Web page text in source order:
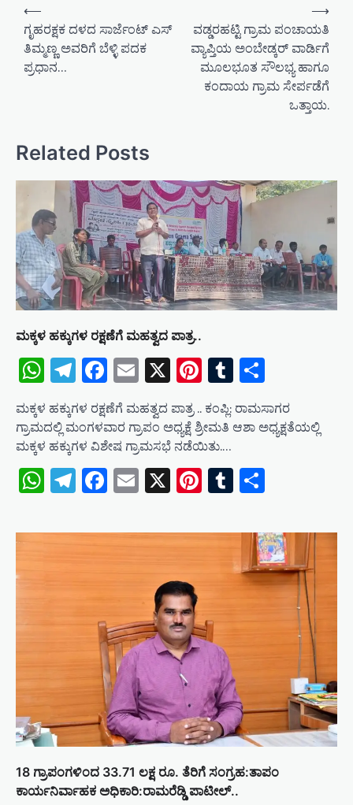
v
i
t
i
o
⟵
ಗೃಹರಕ್ಷಕ ದಳದ ಸಾರ್ಜೆಂಟ್ ಎಸ್
ತಿಮ್ಮಣ್ಣ ಅವರಿಗೆ ಬೆಳ್ಳಿ ಪದಕ
ಪ್ರಧಾನ…
ವಡ್ಡರಹಟ್ಟಿ ಗ್ರಾಮ ಪಂಚಾಯತಿ
ವ್ಯಾಪ್ತಿಯ ಅಂಬೇಡ್ಕರ್ ವಾರ್ಡಿಗೆ
ಮೂಲಭೂತ ಸೌಲಭ್ಯ ಹಾಗೂ
ಕಂದಾಯ ಗ್ರಾಮ ಸೇರ್ಪಡೆಗೆ
ಒತ್ತಾಯ.
⟶
Related Posts
ಮಕ್ಕಳ ಹಕ್ಕುಗಳ ರಕ್ಷಣೆಗೆ ಮಹತ್ವದ ಪಾತ್ರ..
WhatsApp
Telegram
Facebook
Email
X Pinterest
Tumblr
ಮಕ್ಕಳ ಹಕ್ಕುಗಳ ರಕ್ಷಣೆಗೆ ಮಹತ್ವದ ಪಾತ್ರ .. ಕಂಪ್ಲಿ: ರಾಮಸಾಗರ
ಗ್ರಾಮದಲ್ಲಿ ಮಂಗಳವಾರ ಗ್ರಾಪಂ ಅಧ್ಯಕ್ಷೆ ಶ್ರೀಮತಿ ಆಶಾ ಅಧ್ಯಕ್ಷತೆಯಲ್ಲಿ
ಮಕ್ಕಳ ಹಕ್ಕುಗಳ ವಿಶೇಷ ಗ್ರಾಮಸಭೆ ನಡೆಯಿತು.…
WhatsApp
Telegram
Facebook
Email
X Pinterest
Tumblr
18 ಗ್ರಾಪಂಗಳಿಂದ 33.71 ಲಕ್ಷ ರೂ. ತೆರಿಗೆ ಸಂಗ್ರಹ:ತಾಪಂ
ಕಾರ್ಯನಿರ್ವಾಹಕ ಅಧಿಕಾರಿ:ರಾಮರೆಡ್ಡಿ ಪಾಟೀಲ್..